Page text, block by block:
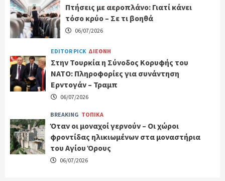
Πτήσεις με αεροπλάνο: Γιατί κάνει
τόσο κρύο – Σε τι βοηθά
06/07/2026
EDITOR PICK ΔΙΕΘΝΗ
Στην Τουρκία η Σύνοδος Κορυφής του
ΝΑΤΟ: Πληροφορίες για συνάντηση
Ερντογάν – Τραμπ
06/07/2026
BREAKING ΤΟΠΙΚΑ
Όταν οι μοναχοί γερνούν – Οι χώροι
φροντίδας ηλικιωμένων στα μοναστήρια
του Αγίου Όρους
06/07/2026